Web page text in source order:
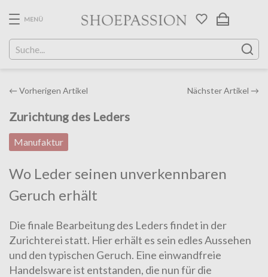
content
MENÜ
Post
← Vorherigen Artikel Nächster Artikel →
Zurichtung des Leders
Manufaktur
Wo Leder seinen unverkennbaren
Geruch erhält
Die finale Bearbeitung des Leders findet in der
Zurichterei statt. Hier erhält es sein edles Aussehen
und den typischen Geruch. Eine einwandfreie
Handelsware ist entstanden, die nun für die